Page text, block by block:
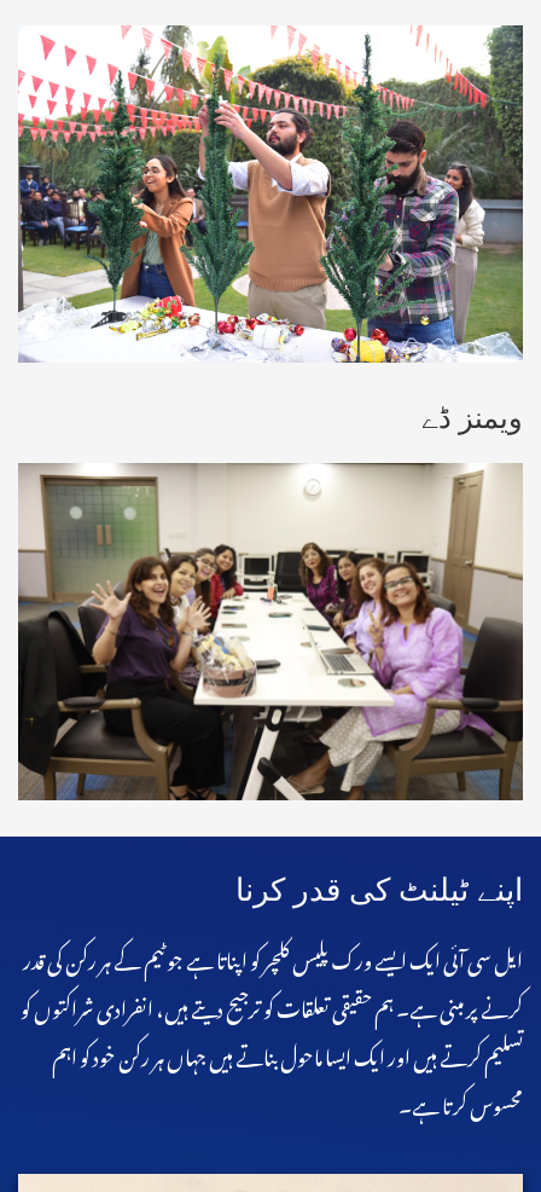
ویمنز ڈے
اپنے ٹیلنٹ کی قدر کرنا
ایل سی آئی ایک ایسے ورک پلیس کلچر کو اپناتا ہے جو ٹیم کے ہر رکن کی قدر
کرنے پر مبنی ہے۔ ہم حقیقی تعلقات کو ترجیح دیتے ہیں، انفرادی شراکتوں کو
تسلیم کرتے ہیں اور ایک ایسا ماحول بناتے ہیں جہاں ہر رکن خود کو اہم
محسوس کرتا ہے۔